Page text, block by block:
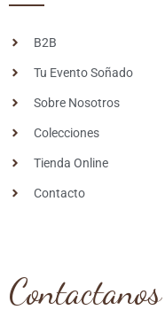
B2B
Tu Evento Soñado
Sobre Nosotros
Colecciones
Tienda Online
Contacto
Contactanos